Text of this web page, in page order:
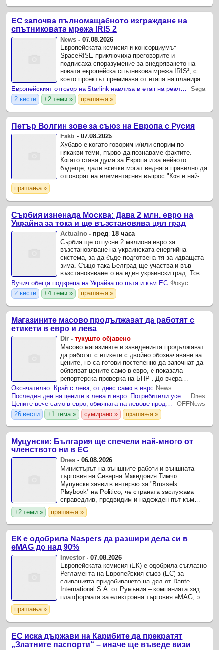
ЕС започва пълномащабното изграждане на
спътниковата мрежа IRIS 2
News -07.08.2026
Европейската комисия и консорциумът
SpaceRISE приключиха преговорите и
подписаха споразумение за внедряването на
новата европейска спътникова мрежа IRIS², с
което проектът преминава от етапа на планиране
към пълномащабно разгръщане .
Sega
2 вести
+2 теми » прашања »
Петър Волгин зове за съюз на Европа с Русия
Fakti -07.08.2026
Хубаво е когато говорим и/или спорим по
някакви теми, първо да познаваме фактите.
Когато става дума за Европа и за нейното
бъдеще, дали всички могат веднага правилно да
отговорят на елементарния въпрос "Коя е най-
прашања »
Сърбия изненада Москва: Дава 2 млн. евро на
Украйна за тока и ще възстановява цял град
Actualno - пред: 18 часа
Сърбия ще отпусне 2 милиона евро за
възстановяване на украинската енергийна
система, за да бъде подготвена тя за идващата
зима. Също така Белград ще участва и във
възстановяването на един украински град. Това
бе обявено на президентския сайт на Украйна
след днешната среща в ...
Вучич обеща подкрепа на Украйна по пътя и към ЕС Фокус
2 вести
+4 теми » прашања »
Магазините масово продължават да работят с
етикети в евро и лева
Dir -тукушто објавено
Масово магазините и заведенията продължават
да работят с етикети с двойно обозначаване на
цените, но са готови постепенно да започнат да
обявяват цените само в евро, е показала
репортерска проверка на БНР . До вчера
двойното обозначаване беше задължително.
Окончателно: Край с лева, от днес само в евро News
Последен ден на цените в лева и евро: Потребители усещат поскъпване на храните
Dnes
Цените вече само в евро, обмяната на левове продължава
OFFNews
26 вести
+1 тема » сумирано » прашања »
Муцунски: България ще спечели най-много от
членството ни в ЕС
Dnes -06.08.2026
Министърът на външните работи и външната
търговия на Северна Македония Тимчо
Муцунски заяви в интервю за "Brussels
Playbook" на Politico, че страната заслужава
справедлив, предвидим и надежден път към
пълноправно членство в Европейския съюз.
+2 теми » прашања »
ЕК е одобрила Naspers да разшири дела си в
eMAG до над 90%
Investor -07.08.2026
Европейската комисия (ЕК) е одобрила съгласно
Регламента на Европейския съюз (ЕС) за
сливанията придобиването на дял от Dante
International S.A. от Румъния – компанията зад
платформата за електронна търговия eMAG, от
прашања »
ЕС иска държави на Карибите да прекратят
„Златните паспорти“ – иначе ще въведе визи